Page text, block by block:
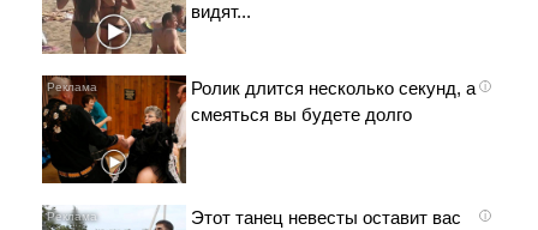
видят...
i
Ролик длится несколько секунд, а
смеяться вы будете долго
i
Этот танец невесты оставит вас